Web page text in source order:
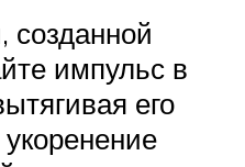
созданной
импульс в
его